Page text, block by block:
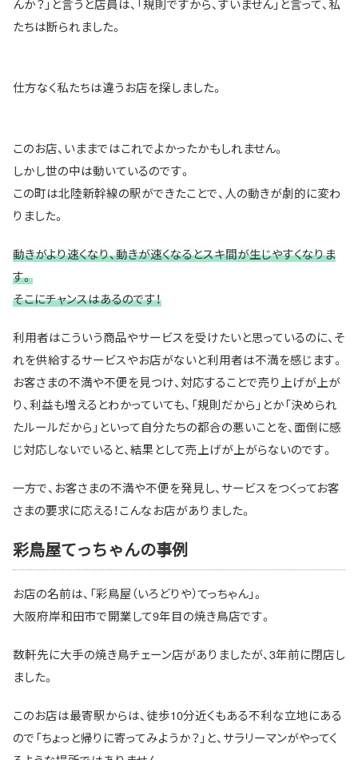
んか？」と言うと店員は、「規則ですから、すいません」と言って、私
たちは断られました。
仕方なく私たちは違うお店を探しました。
このお店、いままではこれでよかったかもしれません。
しかし世の中は動いているのです。
この町は北陸新幹線の駅ができたことで、人の動きが劇的に変わ
りました。
動きがより速くなり、動きが速くなるとスキ間が生じやすくなりま
す。
そこにチャンスはあるのです！
利用者はこういう商品やサービスを受けたいと思っているのに、そ
れを供給するサービスやお店がないと利用者は不満を感じます。
お客さまの不満や不便を見つけ、対応することで売り上げが上が
り、利益も増えるとわかっていても、「規則だから」とか「決められ
たルールだから」といって自分たちの都合の悪いことを、面倒に感
じ対応しないでいると、結果として売上げが上がらないのです。
一方で、お客さまの不満や不便を発見し、サービスをつくってお客
さまの要求に応える！こんなお店がありました。
彩鳥屋てっちゃんの事例
お店の名前は、「彩鳥屋（いろどりや）てっちゃん」。
大阪府岸和田市で開業して9年目の焼き鳥店です。
数軒先に大手の焼き鳥チェーン店がありましたが、3年前に閉店し
ました。
このお店は最寄駅からは、徒歩10分近くもある不利な立地にある
ので「ちょっと帰りに寄ってみようか？」と、サラリーマンがやってく